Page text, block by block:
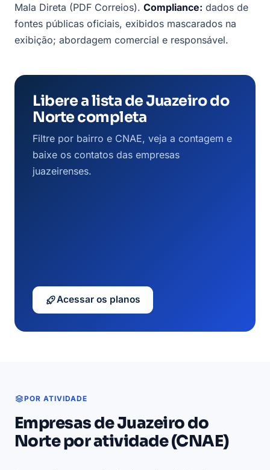
Mala Direta (PDF Correios). Compliance: dados de
fontes públicas oficiais, exibidos mascarados na
exibição; abordagem comercial e responsável.
Libere a lista de Juazeiro do
Norte completa
Filtre por bairro e CNAE, veja a contagem e
baixe os contatos das empresas
juazeirenses.
Acessar os planos
POR ATIVIDADE
Empresas de Juazeiro do
Norte por atividade (CNAE)